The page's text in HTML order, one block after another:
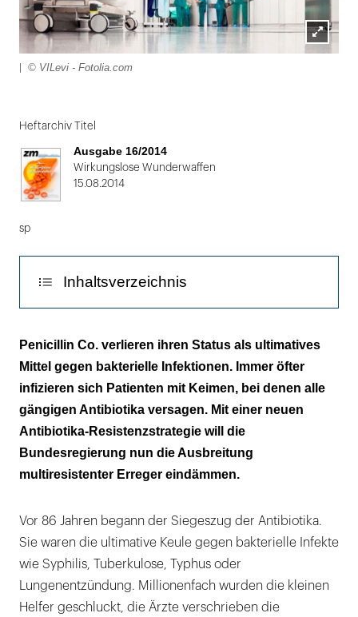
Lightbox
© VILevi - Fotolia.com
1
von
2:
Heftarchiv Titel
Ausgabe 16/2014
Wirkungslose Wunderwaffen
15.08.2014
sp
Inhaltsverzeichnis
Deutsche Antibiotika-
Resistenzstrategie (DART) besteht seit 2008
Vermutung: Die Regelungen wurden bisher
noch nicht umfassend umgesetzt
Gefährlicher als Aids
Der Patient will die Pillen
Die Schuldfrage im Fokus
Vollgepumpte Hähnchen
Penicillin Co. verlieren ihren Status als ultimatives
Mittel gegen bakterielle Infektionen. Immer öfter
infizieren sich Patienten mit Keimen, bei denen alle
gängigen Antibiotika versagen. Mit einer neuen
Antibiotika-Resistenzstrategie will die
Bundesregierung nun die Ausbreitung
multiresistenter Erreger eindämmen.
Vor 86 Jahren begann der Siegeszug der Antibiotika.
Sie waren die ultimative Keule gegen bakterielle Infekte
wie Syphilis, Tuberkulose, Typhus oder
Lungenentzündung. Millionenfach wurden die kleinen
Helfer geschluckt, die Ärzte verschrieben die